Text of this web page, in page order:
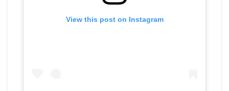
View this post on Instagram